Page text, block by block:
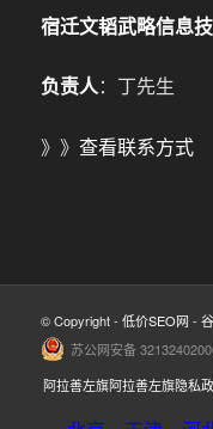
宿迁文韬武略信息
负责人：丁先生
》》 查看联系方式
© Copyright - 低价SEO网 -
苏公网安备
阿拉善左旗阿拉善左旗隐私